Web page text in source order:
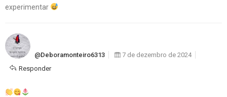
experimentar
@deboramonteiro6313
7 de dezembro de 2024
Responder